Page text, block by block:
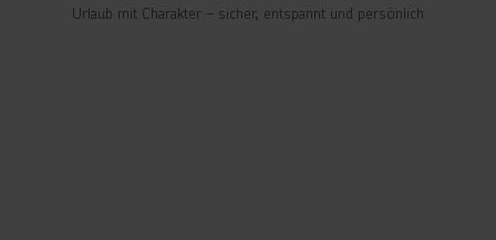
Urlaub mit Charakter – sicher, entspannt und persönlich